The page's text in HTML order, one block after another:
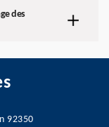
des
92350